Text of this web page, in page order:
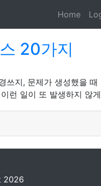
Home
20가지
쓰지, 문제가 생성했을
런 일이 또 발생하지 않
2026